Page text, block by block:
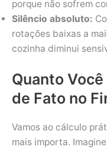
porque não sofrem
Silêncio absoluto:
rotações baixas a
cozinha diminui
Quanto
de Fato no
Vamos ao cálculo
mais importa.